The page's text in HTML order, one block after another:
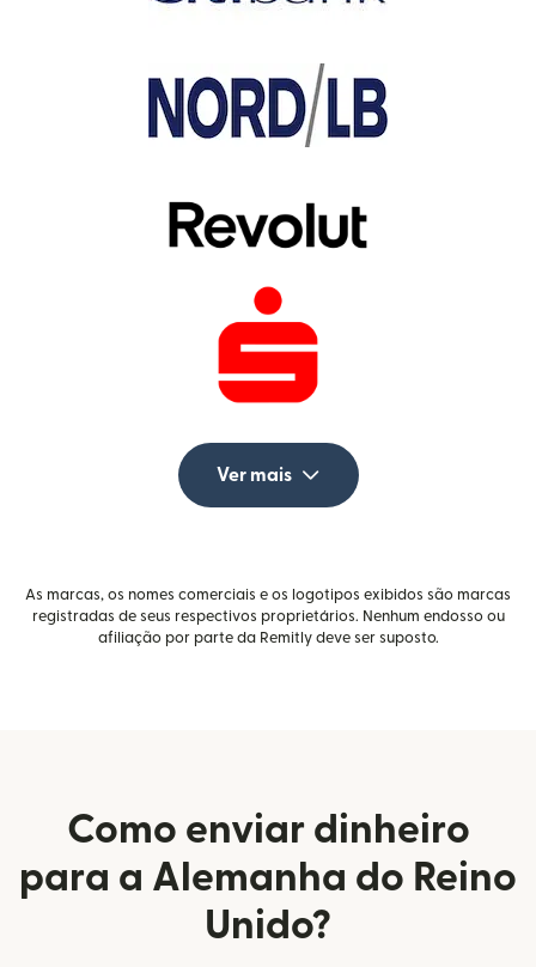
Ver mais
As marcas, os nomes comerciais e os logotipos exibidos são marcas
registradas de seus respectivos proprietários. Nenhum endosso ou
afiliação por parte da Remitly deve ser suposto.
Como enviar dinheiro
para a Alemanha do Reino
Unido?